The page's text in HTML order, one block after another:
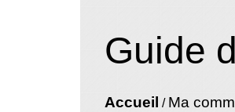
Guide
Accueil / Ma